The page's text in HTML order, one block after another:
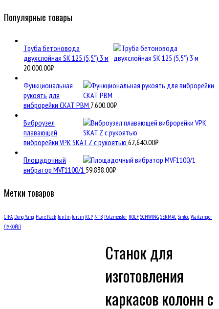
Популярные товары
Труба бетоновода
двухслойная SK 125 (5,5") 3 м
20,000.00₽
Функциональная
рукоять для
виброрейки СКАТ РВМ 7,600.00₽
Виброузел
плавающей
виброрейки VPK SKAT Z с рукоятью 62,640.00₽
Площадочный
вибратор MVF1100/1 59,838.00₽
Метки товаров
CIFA Dong Yang Flare Pack Jun Jin JunJin KCP NTB Putzmeister ROLF SCHWING SERMAC Sintec Waitzinger
ЛУКОЙЛ
Станок для
изготовления
каркасов колонн с